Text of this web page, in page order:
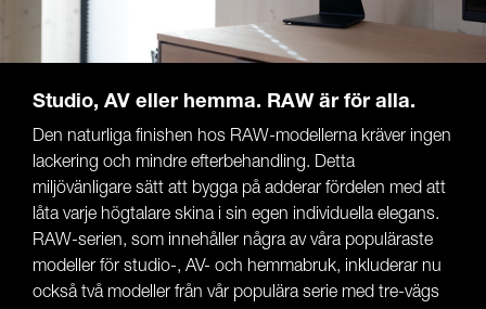
Studio, AV eller hemma. RAW är för alla.
Den naturliga finishen hos RAW-modellerna kräver ingen
lackering och mindre efterbehandling. Detta
miljövänligare sätt att bygga på adderar fördelen med att
låta varje högtalare skina i sin egen individuella elegans.
RAW-serien, som innehåller några av våra populäraste
modeller för studio-, AV- och hemmabruk, inkluderar nu
också två modeller från vår populära serie med tre-vägs